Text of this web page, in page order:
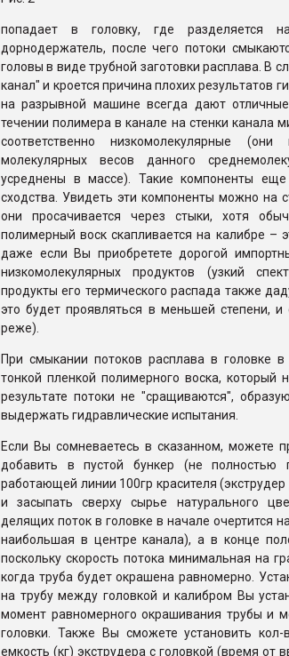
попадает в головку, где разделяется
дорнодержатель, после чего потоки
головы в виде трубной заготовки расплава. В
канал" и кроется причина плохих результатов
на разрывной машине всегда дают
течении полимера в канале на стенки канала
соответственно низкомолекулярные
молекулярных весов данного
усреднены в массе). Такие компоненты
сходства. Увидеть эти компоненты можно на
они просачивается через стыки, хотя
полимерный воск скапливается на калибре –
даже если Вы приобретете дорогой
низкомолекулярных продуктов (узкий
продукты его термического распада также
это будет проявляться в меньшей степени, и
реже).
При смыкании потоков расплава в головке
тонкой пленкой полимерного воска, который
результате потоки не "сращиваются",
выдержать гидравлические испытания.
Если Вы сомневаетесь в сказанном, можете
добавить в пустой бункер (не полностью
работающей линии 100гр красителя
и засыпать сверху сырье натурального
делящих поток в головке в начале очертится
наибольшая в центре канала), а в конце
поскольку скорость потока минимальная на
когда труба будет окрашена равномерно.
на трубу между головкой и калибром Вы
момент равномерного окрашивания трубы и
головки. Также Вы сможете установить
емкость (кг) экструдера с головкой (время от